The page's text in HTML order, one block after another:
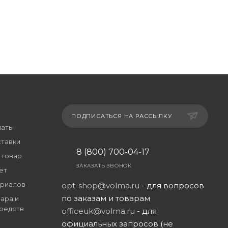
товар
и
ПОДПИСАТЬСЯ НА РАССЫЛКУ
8 (800) 700-04-17
ЗАКАЗАТЬ ЗВОНОК
opt-shop@volma.ru - для вопросов
по заказам и товарам
officeuk@volma.ru - для
официальных запросов (не